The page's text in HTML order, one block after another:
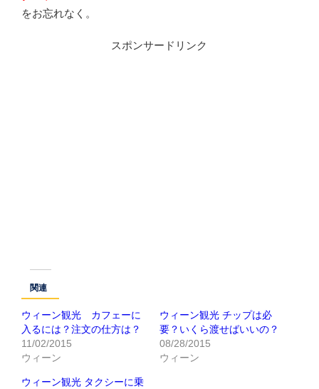
をお忘れなく。
スポンサードリンク
関連
ウィーン観光 カフェーに
入るには？注文の仕方は？
11/02/2015
ウィーン
ウィーン観光 チップは必
要？いくら渡せばいいの？
08/28/2015
ウィーン
ウィーン観光 タクシーに乗